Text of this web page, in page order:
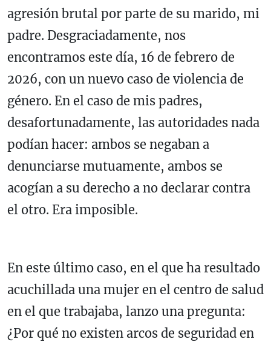
agresión brutal por parte de su marido, mi
padre. Desgraciadamente, nos
encontramos este día, 16 de febrero de
2026, con un nuevo caso de violencia de
género. En el caso de mis padres,
desafortunadamente, las autoridades nada
podían hacer: ambos se negaban a
denunciarse mutuamente, ambos se
acogían a su derecho a no declarar contra
el otro. Era imposible.
En este último caso, en el que ha resultado
acuchillada una mujer en el centro de salud
en el que trabajaba, lanzo una pregunta:
¿Por qué no existen arcos de seguridad en